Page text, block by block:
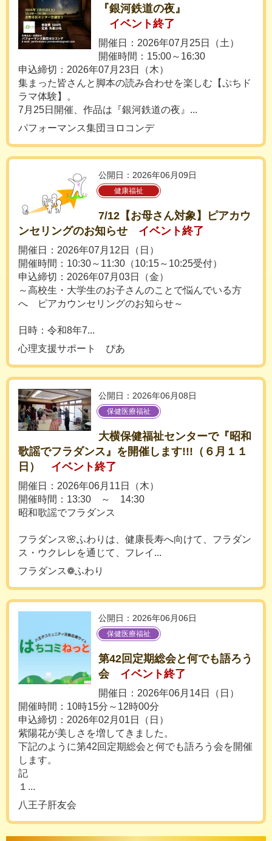
『銀河鉄道の夜』
イベント終了
開催日：2026年07月25日（土）
開催時間：15:00～16:30
申込締切：2026年07月23日（木）
集まった皆さんと脚本の読み合わせを楽しむ【ぷちド
ラマ体験】。
7月25日開催、作品は『銀河鉄道の夜』...
パフォーマンス集団ヨロコンデ
公開日：2026年06月09日
健康福祉
7/12【お母さん対象】ピアカウ
ンセリングのお知らせ
イベント終了
開催日：2026年07月12日（日）
開催時間：10:30～11:30（10:15～10:25受付）
申込締切：2026年07月03日（金）
～高校生・大学生のお子さんのことで悩んでいる方
へ ピアカウンセリングのお知らせ～
日時：令和8年7...
心理支援サポート ぴあ
公開日：2026年06月08日
保健医療福祉
大横保健福祉センターで『昭和
歌謡でフラダンス』を開催します!!!（６月１１
日）
イベント終了
開催日：2026年06月11日（木）
開催時間：13:30 ～ 14:30
昭和歌謡でフラダンス
フラダンス🌸ふわりは、健康長寿へ向けて、フラダン
ス・ウクレレを通じて、フレイ...
フラダンス❁ふわり
公開日：2026年06月06日
保健医療福祉
第42回定期総会と何でも語ろう
会
イベント終了
開催日：2026年06月14日（日）
開催時間：10時15分～12時00分
申込締切：2026年02月01日（日）
紫陽花が美しさを増してきました。
下記のように第42回定期総会と何でも語ろう会を開催
します。
記
１...
八王子肝友会